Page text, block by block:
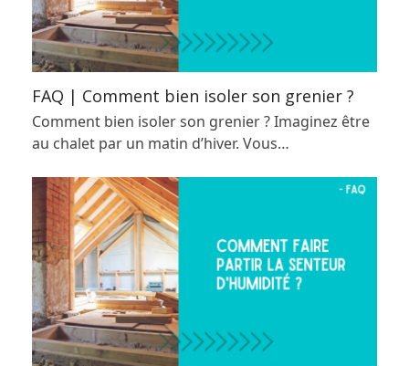
FAQ | Comment bien isoler son grenier ?
Comment bien isoler son grenier ? Imaginez être
au chalet par un matin d’hiver. Vous…